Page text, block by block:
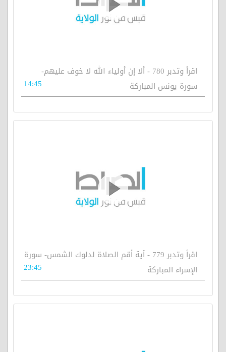
اقرأ وتدبر 780 - ألا إن أولياء الله لا خوف عليهم-
سورة يونس المباركة
14:45
اقرأ وتدبر 779 - آية أقم الصلاة لدلوك الشمس- سورة
الإسراء المباركة
23:45